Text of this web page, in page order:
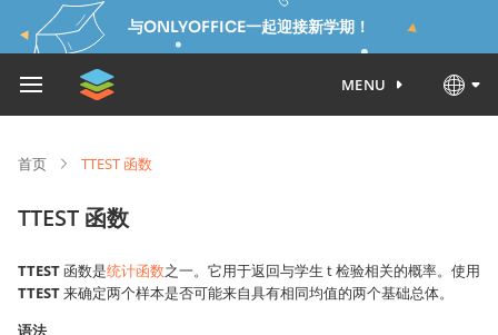
与ONLYOFFICE一起迎接新学期！
MENU
首页 TTEST 函数
TTEST 函数
TTEST函数是统计函数之一。它用于返回与学生 t 检验相关的概率。使用
TTEST来确定两个样本是否可能来自具有相同均值的两个基础总体。
语法